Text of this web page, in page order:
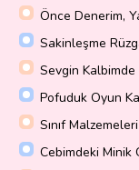
Önce Denerim,
Sakinleşme
Sevgin
Pofuduk Oyun
Sınıf
Cebimdeki Minik